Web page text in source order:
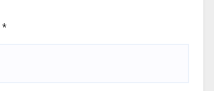
*